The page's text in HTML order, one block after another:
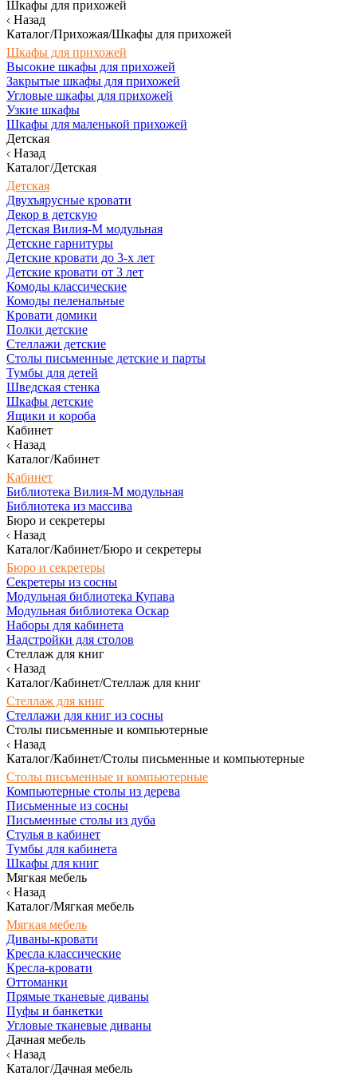
Шкафы для прихожей
Назад
Каталог/Прихожая/Шкафы для прихожей
Шкафы для прихожей
Высокие шкафы для прихожей
Закрытые шкафы для прихожей
Угловые шкафы для прихожей
Узкие шкафы
Шкафы для маленькой прихожей
Детская
Назад
Каталог/Детская
Детская
Двухъярусные кровати
Декор в детскую
Детская Вилия-М модульная
Детские гарнитуры
Детские кровати до 3-х лет
Детские кровати от 3 лет
Комоды классические
Комоды пеленальные
Кровати домики
Полки детские
Стеллажи детские
Столы письменные детские и парты
Тумбы для детей
Шведская стенка
Шкафы детские
Ящики и короба
Кабинет
Назад
Каталог/Кабинет
Кабинет
Библиотека Вилия-М модульная
Библиотека из массива
Бюро и секретеры
Назад
Каталог/Кабинет/Бюро и секретеры
Бюро и секретеры
Секретеры из сосны
Модульная библиотека Купава
Модульная библиотека Оскар
Наборы для кабинета
Надстройки для столов
Стеллаж для книг
Назад
Каталог/Кабинет/Стеллаж для книг
Стеллаж для книг
Стеллажи для книг из сосны
Столы письменные и компьютерные
Назад
Каталог/Кабинет/Столы письменные и компьютерные
Столы письменные и компьютерные
Компьютерные столы из дерева
Письменные из сосны
Письменные столы из дуба
Стулья в кабинет
Тумбы для кабинета
Шкафы для книг
Мягкая мебель
Назад
Каталог/Мягкая мебель
Мягкая мебель
Диваны-кровати
Кресла классические
Кресла-кровати
Оттоманки
Прямые тканевые диваны
Пуфы и банкетки
Угловые тканевые диваны
Дачная мебель
Назад
Каталог/Дачная мебель